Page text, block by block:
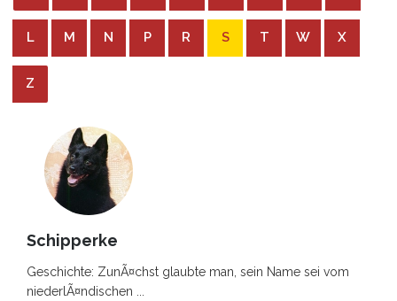
L M N P R S T W X
Z
Schipperke
Geschichte: ZunÃ¤chst glaubte man, sein Name sei vom
niederlÃ¤ndischen ...